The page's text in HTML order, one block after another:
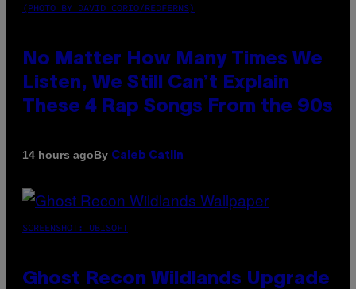
(PHOTO BY DAVID CORIO/REDFERNS)
No Matter How Many Times We
Listen, We Still Can’t Explain
These 4 Rap Songs From the 90s
14 hours agoBy Caleb Catlin
SCREENSHOT: UBISOFT
Ghost Recon Wildlands Upgrade